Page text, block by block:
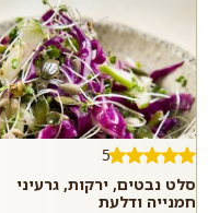
5
סלט נבטים, ירקות, גרעיני
חמנייה ודלעת